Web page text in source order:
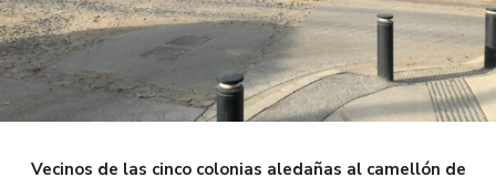
Vecinos de las cinco colonias aledañas al camellón de